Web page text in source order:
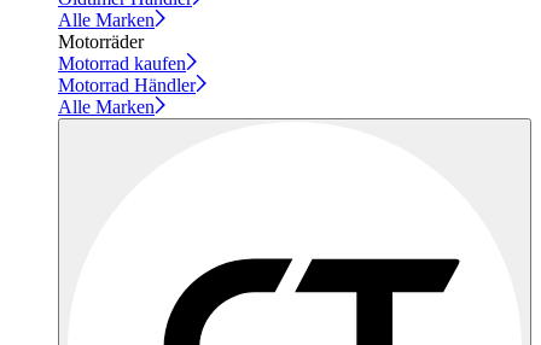
Alle Marken
Motorräder
Motorrad kaufen
Motorrad Händler
Alle Marken